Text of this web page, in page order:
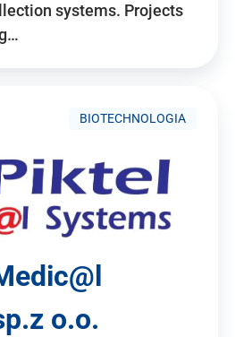
systems. Projects
BIOTECHNOLOGIA
o.o.